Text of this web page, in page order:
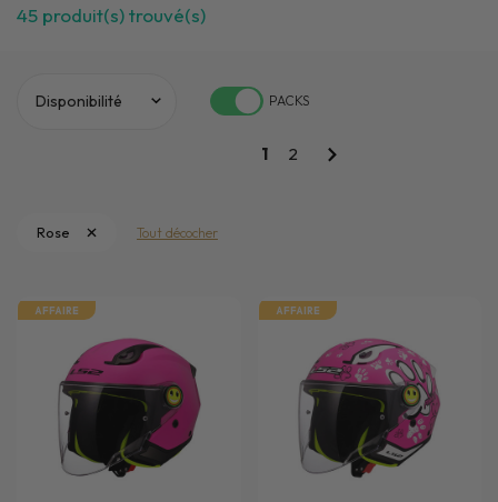
45 produit(s) trouvé(s)
PACKS
1 2
Rose Tout décocher
AFFAIRE AFFAIRE